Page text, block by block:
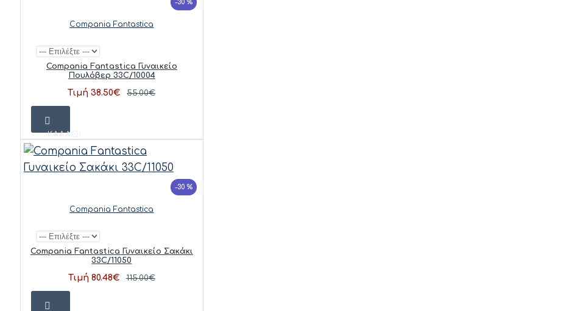
-30 %
Compania Fantastica
Compania Fantastica Γυναικείο
Πουλόβερ 33C/10004
Τιμή 38.50€ 55.00€
ΚΑΛΆΘΙ
-30 %
Compania Fantastica
Compania Fantastica Γυναικείο Σακάκι
33C/11050
Τιμή 80.48€ 115.00€